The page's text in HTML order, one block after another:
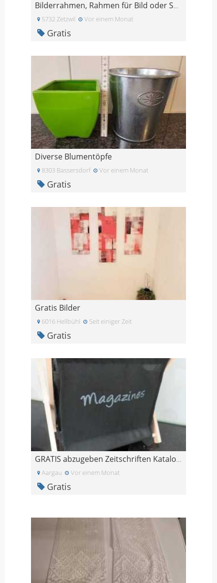
Bilderrahmen, Rahmen für Bild oder Spiegel
5732 Zetzwil Vor einem Monat
Gratis
Diverse Blumentöpfe
8303 Bassersdorf Vor einem Monat
Gratis
Gratis Bilder
6016 Hellbühl Seit einiger Zeit
Gratis
GRATIS abzugeben Zeitschriften Kataloge Ständer
Aargau Vor einem Monat
Gratis